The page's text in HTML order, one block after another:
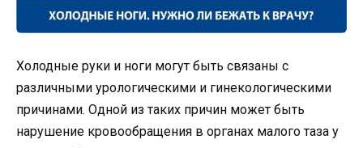
Холодные руки и ноги могут быть связаны с
различными урологическими и гинекологическими
причинами. Одной из таких причин может быть
нарушение кровообращения в органах малого таза у